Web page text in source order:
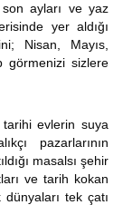
ayları ve yaz
yer aldığı
Nisan, Mayıs,
görmenizi sizlere
tarihi evlerin suya
pazarlarının
masalsı şehir
ve tarih kokan
tek çatı